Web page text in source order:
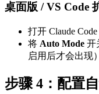
桌面版 / VS Code
打开 Claude Code
将 Auto Mode 开
启用后才会出现
步骤 4：配置